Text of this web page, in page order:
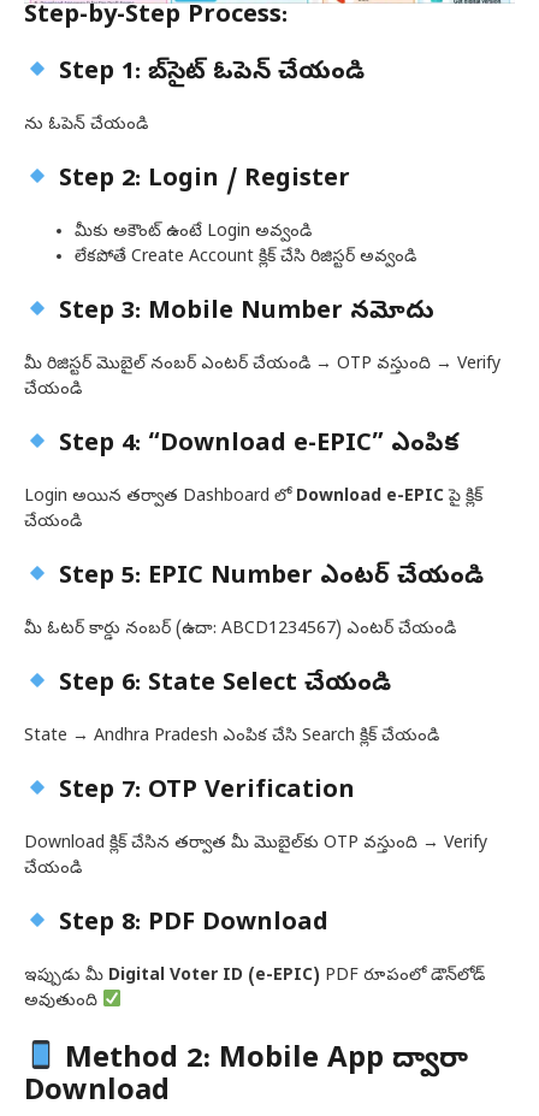
Step-by-Step Process:
Step 1: వెబ్‌సైట్ ఓపెన్ చేయండి
ను ఓపెన్ చేయండి
Step 2: Login / Register
మీకు అకౌంట్ ఉంటే Login అవ్వండి
లేకపోతే Create Account క్లిక్ చేసి రిజిస్టర్ అవ్వండి
Step 3: Mobile Number నమోదు
మీ రిజిస్టర్ మొబైల్ నంబర్ ఎంటర్ చేయండి → OTP వస్తుంది → Verify
చేయండి
Step 4: “Download e-EPIC” ఎంపిక
Login అయిన తర్వాత Dashboard లో Download e-EPIC పై క్లిక్
చేయండి
Step 5: EPIC Number ఎంటర్ చేయండి
మీ ఓటర్ కార్డు నంబర్ (ఉదా: ABCD1234567) ఎంటర్ చేయండి
Step 6: State Select చేయండి
State → Andhra Pradesh ఎంపిక చేసి Search క్లిక్ చేయండి
Step 7: OTP Verification
Download క్లిక్ చేసిన తర్వాత మీ మొబైల్‌కు OTP వస్తుంది → Verify
చేయండి
Step 8: PDF Download
ఇప్పుడు మీ Digital Voter ID (e-EPIC) PDF రూపంలో డౌన్‌లోడ్
అవుతుంది
Method 2: Mobile App ద్వారా
Download